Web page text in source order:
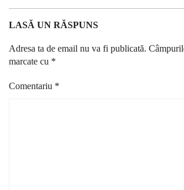
LASĂ UN RĂSPUNS
Adresa ta de email nu va fi publicată.
marcate cu *
Comentariu *